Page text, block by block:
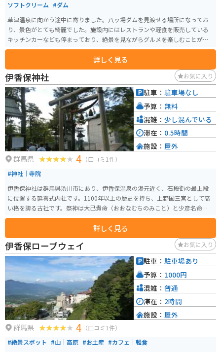
ソフトクリーム #ダム
草津温泉に向かう途中に寄りました。八ッ場ダムを見渡せる場所になってお
り、景色がとても綺麗でした。施設内にはレストランや軽食を販売している
キッチンカーなども停まっており、絶景を見ながらグルメを楽しむことがで
きます。足湯もありました。
詳しく見る
伊香保神社 お気に入り
群馬県 4 （口コミ1件）
#神社｜寺院
伊香保神社は群馬県渋川市にあり、伊香保温泉の湯元近く、石段街の最上段
に位置する延喜式内社です。1100年以上の歴史を持ち、上野国三宮として高
い格を誇る古社です。祭神は大己貴命（おおなむちのみこと）と少彦名命
（すくなひこのみこと）で、温泉・医療の神様として信仰されています。特
に縁結びや子宝、商売繁盛、家内安全などのご利益があるとされています。
温泉街の雰囲気を感じながら、365段の石段を登りきった先にあるこの神社
は、観光客にとってもパワースポットとして人気です。歴史を感じながら心
身をリフレッシュすることができる場所です。
詳しく見る
駐車： 駐車場なし
予算： 無料
混雑： 少し混んでいる
滞在： 0.5時間
施設： 屋外
伊香保ロープウェイ お気に入り
群馬県 4 （口コミ1件）
#絶景スポット #山｜高原 #お土産 #カフェ｜軽食
駐車： 駐車場あり
予算： 1000円
混雑： 普通
滞在： 2時間
施設： 屋外